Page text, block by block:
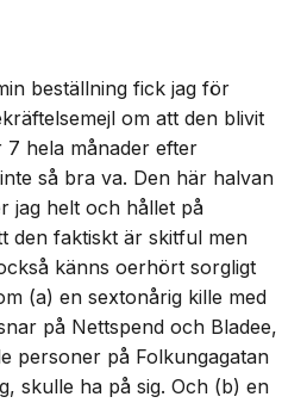
beställning fick jag för
om att den blivit
7 hela månader efter
så bra va. Den här halvan
jag helt och hållet på
den faktiskt är skitful men
känns oerhört sorgligt
(a) en sextonårig kille med
på Nettspend och Bladee,
personer på Folkungagatan
skulle ha på sig. Och (b) en